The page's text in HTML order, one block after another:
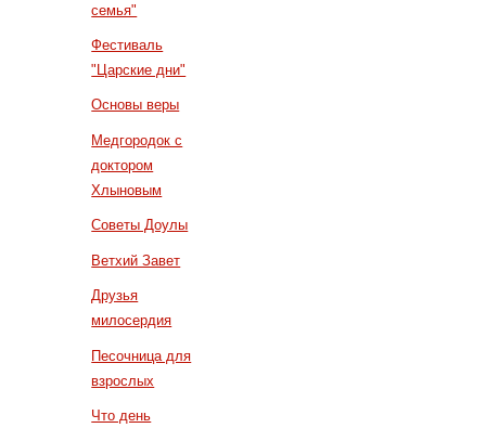
семья"
Фестиваль
"Царские дни"
Основы веры
Медгородок с
доктором
Хлыновым
Советы Доулы
Ветхий Завет
Друзья
милосердия
Песочница для
взрослых
Что день